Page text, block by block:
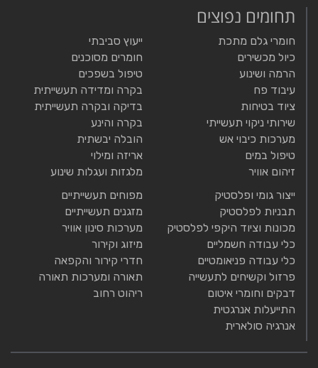
תחומים נפוצים
חומרי גלם מתכת
כיול מכשירים
הרמה ושינוע
עיבוד פח
ציוד בטיחות
שירותי ניקוי תעשייתי
מערכות כיבוי אש
טיפול במים
זיהום אוויר
ייעוץ סביבתי
חומרים מסוכנים
טיפול בשפכים
בקרה ומדידה תעשייתית
בדיקה ובקרה תעשייתית
בקרה והינע
הובלה יבשתית
אריזה ומילוי
מלגזות ועגלות שינוע
ייצור גומי ופלסטיק
תבניות לפלסטיק
מכונות וציוד היקפי לפלסטיק
כלי עבודה חשמליים
כלי עבודה פניאומטיים
פרזול וקשיחים לתעשייה
דבקים וחומרי איטום
התייעלות אנרגטית
אנרגיה סולארית
מפוחים תעשייתיים
מזגנים תעשייתיים
מערכות סינון אוויר
מיזוג וקירור
חדרי קירור והקפאה
תאורה ומערכות תאורה
ריהוט רחוב